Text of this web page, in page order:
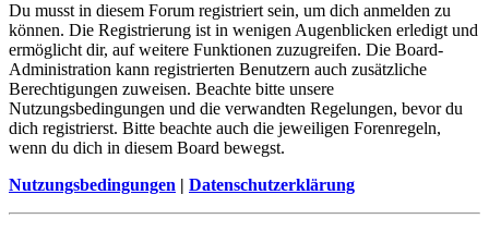
Du musst in diesem Forum registriert sein, um dich anmelden zu
können. Die Registrierung ist in wenigen Augenblicken erledigt und
ermöglicht dir, auf weitere Funktionen zuzugreifen. Die Board-
Administration kann registrierten Benutzern auch zusätzliche
Berechtigungen zuweisen. Beachte bitte unsere
Nutzungsbedingungen und die verwandten Regelungen, bevor du
dich registrierst. Bitte beachte auch die jeweiligen Forenregeln,
wenn du dich in diesem Board bewegst.
Nutzungsbedingungen | Datenschutzerklärung